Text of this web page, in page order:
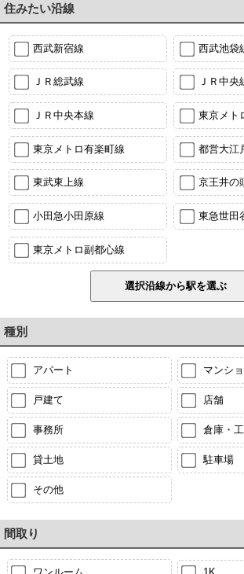
住みたい沿線
西武新宿線 西武池袋
ＪＲ総武線 ＪＲ中央
ＪＲ中央本線 東京メト
東京メトロ有楽町線 都営大江
東武東上線 京王井の
小田急小田原線 東急世田
東京メトロ副都心線
種別
アパート マンシ
戸建て 店舗
事務所 倉庫・
貸土地 駐車場
その他
間取り
ワンルーム 1K